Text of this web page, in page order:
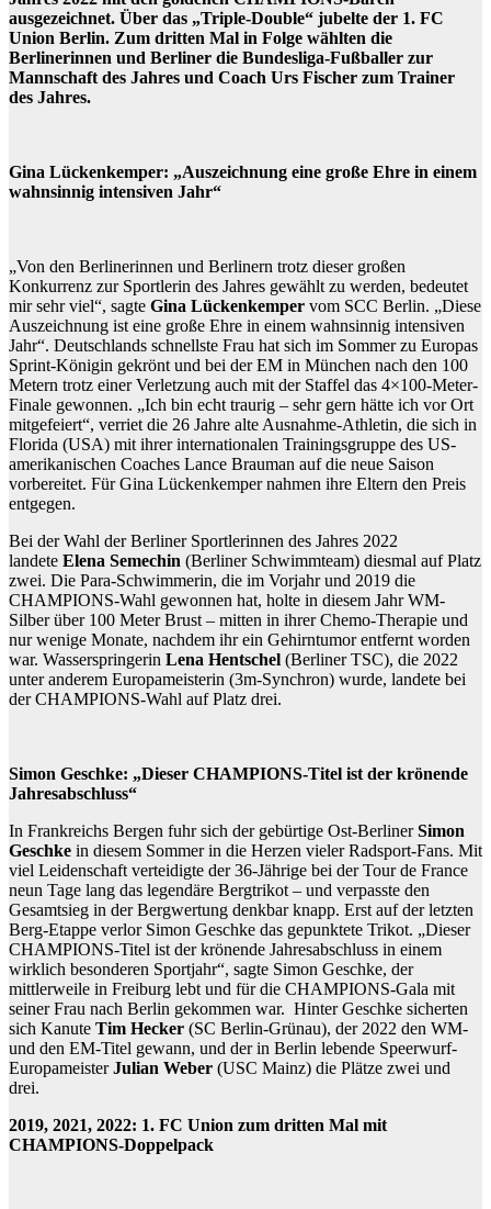
ausgezeichnet. Über das „Triple-Double“ jubelte der 1. FC
Union Berlin. Zum dritten Mal in Folge wählten die
Berlinerinnen und Berliner die Bundesliga-Fußballer zur
Mannschaft des Jahres und Coach Urs Fischer zum Trainer
des Jahres.
Gina Lückenkemper: „Auszeichnung eine große Ehre in einem
wahnsinnig intensiven Jahr“
„Von den Berlinerinnen und Berlinern trotz dieser großen
Konkurrenz zur Sportlerin des Jahres gewählt zu werden, bedeutet
mir sehr viel“, sagte Gina Lückenkemper vom SCC Berlin. „Diese
Auszeichnung ist eine große Ehre in einem wahnsinnig intensiven
Jahr“. Deutschlands schnellste Frau hat sich im Sommer zu Europas
Sprint-Königin gekrönt und bei der EM in München nach den 100
Metern trotz einer Verletzung auch mit der Staffel das 4×100-Meter-
Finale gewonnen. „Ich bin echt traurig – sehr gern hätte ich vor Ort
mitgefeiert“, verriet die 26 Jahre alte Ausnahme-Athletin, die sich in
Florida (USA) mit ihrer internationalen Trainingsgruppe des US-
amerikanischen Coaches Lance Brauman auf die neue Saison
vorbereitet. Für Gina Lückenkemper nahmen ihre Eltern den Preis
entgegen.
Bei der Wahl der Berliner Sportlerinnen des Jahres 2022
landete Elena Semechin (Berliner Schwimmteam) diesmal auf Platz
zwei. Die Para-Schwimmerin, die im Vorjahr und 2019 die
CHAMPIONS-Wahl gewonnen hat, holte in diesem Jahr WM-
Silber über 100 Meter Brust – mitten in ihrer Chemo-Therapie und
nur wenige Monate, nachdem ihr ein Gehirntumor entfernt worden
war. Wasserspringerin Lena Hentschel (Berliner TSC), die 2022
unter anderem Europameisterin (3m-Synchron) wurde, landete bei
der CHAMPIONS-Wahl auf Platz drei.
Simon Geschke: „Dieser CHAMPIONS-Titel ist der krönende
Jahresabschluss“
In Frankreichs Bergen fuhr sich der gebürtige Ost-BerlinerSimon
Geschke in diesem Sommer in die Herzen vieler Radsport-Fans. Mit
viel Leidenschaft verteidigte der 36-Jährige bei der Tour de France
neun Tage lang das legendäre Bergtrikot – und verpasste den
Gesamtsieg in der Bergwertung denkbar knapp. Erst auf der letzten
Berg-Etappe verlor Simon Geschke das gepunktete Trikot. „Dieser
CHAMPIONS-Titel ist der krönende Jahresabschluss in einem
wirklich besonderen Sportjahr“, sagte Simon Geschke, der
mittlerweile in Freiburg lebt und für die CHAMPIONS-Gala mit
seiner Frau nach Berlin gekommen war. Hinter Geschke sicherten
sich Kanute Tim Hecker (SC Berlin-Grünau), der 2022 den WM-
und den EM-Titel gewann, und der in Berlin lebende Speerwurf-
EuropameisterJulian Weber (USC Mainz) die Plätze zwei und
drei.
2019, 2021, 2022: 1. FC Union zum dritten Mal mit
CHAMPIONS-Doppelpack